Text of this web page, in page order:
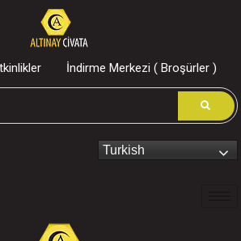
İndirme Merkezi ( Broşürler )
Turkish